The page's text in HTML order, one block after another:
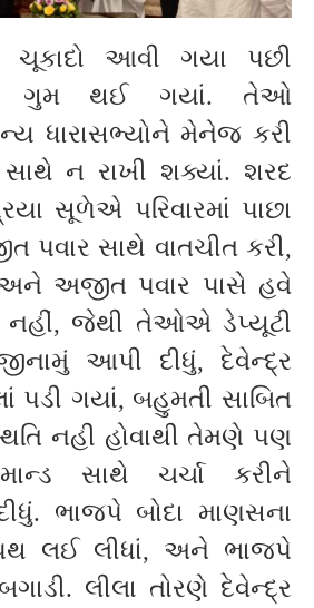
ચૂકાદો આવી ગયા પછી
ગુમ થઈ ગયાં. તેઓ
ધારાસભ્યોને મેનેજ કરી
ન રાખી શક્યાં. શરદ
સૂળેએ પરિવારમાં પાછા
પવાર સાથે વાતચીત કરી,
અને અજીત પવાર પાસે હવે
નહીં, જેથી તેઓએ ડેપ્યૂટી
આપી દીધું, દેવેન્દ્ર
પડી ગયાં, બહુમતી સાબિત
નહી હોવાથી તેમણે પણ
સાથે ચર્ચા કરીને
ભાજપે બોદા માણસના
લઈ લીધાં, અને ભાજપે
લીલા તોરણે દેવેન્દ્ર